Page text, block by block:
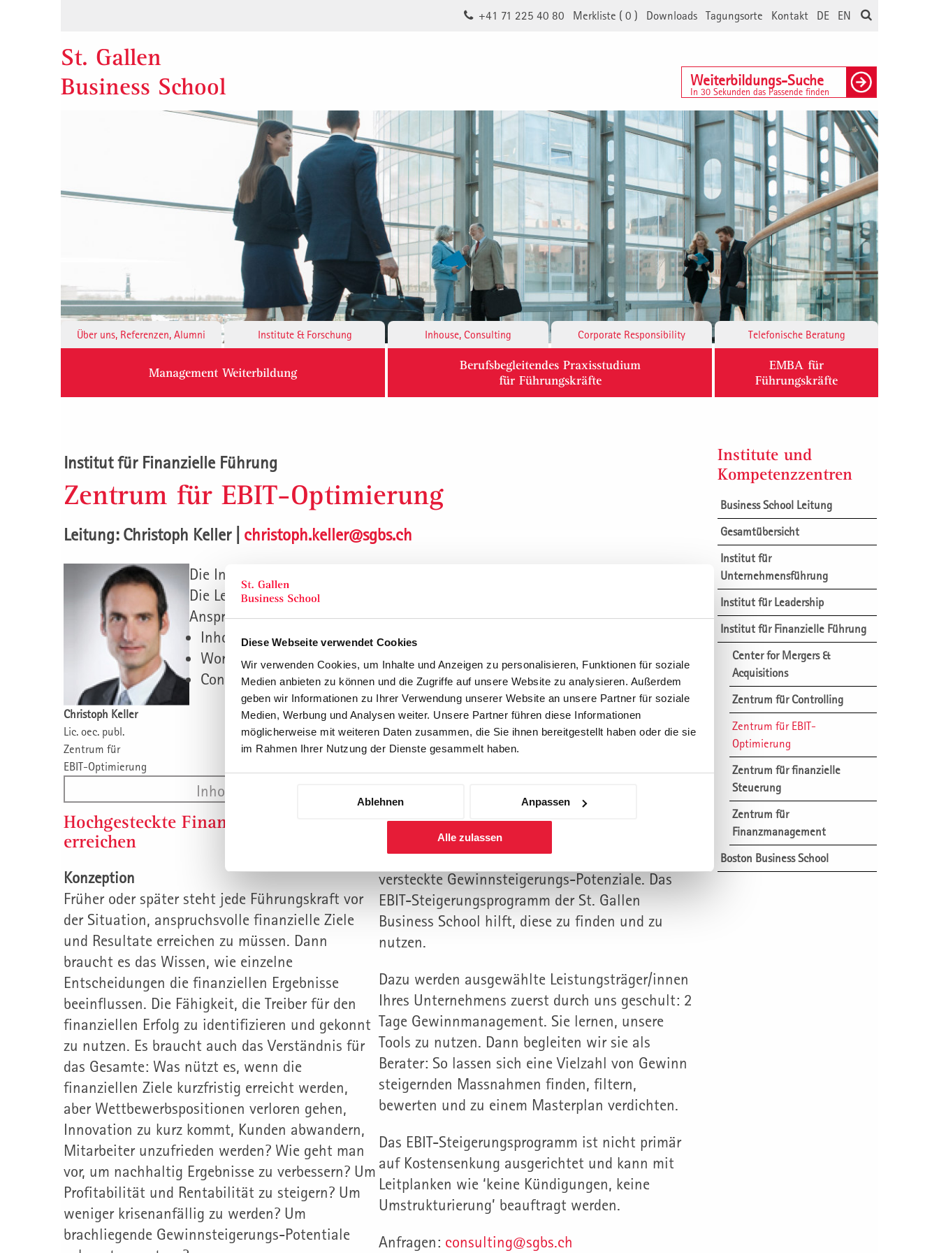
Diese Webseite verwendet Cookies
Wir verwenden Cookies, um Inhalte und Anzeigen zu personalisieren, Funktionen für soziale
Medien anbieten zu können und die Zugriffe auf unsere Website zu analysieren. Außerdem
geben wir Informationen zu Ihrer Verwendung unserer Website an unsere Partner für soziale
Medien, Werbung und Analysen weiter. Unsere Partner führen diese Informationen
möglicherweise mit weiteren Daten zusammen, die Sie ihnen bereitgestellt haben oder die sie
im Rahmen Ihrer Nutzung der Dienste gesammelt haben.
Ablehnen Anpassen
Alle zulassen
EN
DE
Kontakt
Tagungsorte
Downloads
Merkliste (0 )
+41 71 225 40 80
St. Gallen
Business School
Weiterbildungs-Suche
In 30 Sekunden das Passende finden
Über uns, Referenzen, Alumni Institute & Forschung Inhouse, Consulting Corporate Responsibility Telefonische Beratung
Management Weiterbildung
Berufsbegleitendes Praxisstudium
für Führungskräfte
EMBA für
Führungskräfte
Institut für Finanzielle Führung
Zentrum für EBIT-Optimierung
Leitung: Christoph Keller | christoph.keller@sgbs.ch
Christoph Keller
Lic. oec. publ.
Zentrum für
EBIT-Optimierung
Die Institute der St. Gallen Business School sind nach Themen gegliedert.
Die Leitenden der einzelnen Kompetenzbereiche (Zentren) sind die direkten
Ansprechpartner/innen für eine Reihe von Dienstleistungen:
Inhouse Veranstaltungen, Management Development
Workshops, Coaching, Personalisiertes Wissen
Consulting, Unternehmensberatung
Inhouse
Hochgesteckte Finanzielle Resultate
erreichen
Konzeption
Früher oder später steht jede Führungskraft vor
der Situation, anspruchsvolle finanzielle Ziele
und Resultate erreichen zu müssen. Dann
braucht es das Wissen, wie einzelne
Entscheidungen die finanziellen Ergebnisse
beeinflussen. Die Fähigkeit, die Treiber für den
finanziellen Erfolg zu identifizieren und gekonnt
zu nutzen. Es braucht auch das Verständnis für
das Gesamte: Was nützt es, wenn die
finanziellen Ziele kurzfristig erreicht werden,
aber Wettbewerbspositionen verloren gehen,
Innovation zu kurz kommt, Kunden abwandern,
Mitarbeiter unzufrieden werden? Wie geht man
vor, um nachhaltig Ergebnisse zu verbessern? Um
Profitabilität und Rentabilität zu steigern? Um
weniger krisenanfällig zu werden? Um
brachliegende Gewinnsteigerungs-Potentiale
Das EBIT-Steigerungs-Programm
In fast allen Unternehmen schlummern
versteckte Gewinnsteigerungs-Potenziale. Das
EBIT-Steigerungsprogramm der St. Gallen
Business School hilft, diese zu finden und zu
nutzen.
Dazu werden ausgewählte Leistungsträger/innen
Ihres Unternehmens zuerst durch uns geschult: 2
Tage Gewinnmanagement. Sie lernen, unsere
Tools zu nutzen. Dann begleiten wir sie als
Berater: So lassen sich eine Vielzahl von Gewinn
steigernden Massnahmen finden, filtern,
bewerten und zu einem Masterplan verdichten.
Das EBIT-Steigerungsprogramm ist nicht primär
auf Kostensenkung ausgerichtet und kann mit
Leitplanken wie ‘keine Kündigungen, keine
Umstrukturierung’ beauftragt werden.
Anfragen: consulting@sgbs.ch
Institute und
Kompetenzzentren
Business School Leitung
Gesamtübersicht
Institut für
Unternehmensführung
Institut für Leadership
Institut für Finanzielle Führung
Center for Mergers &
Acquisitions
Zentrum für Controlling
Zentrum für EBIT-
Optimierung
Zentrum für finanzielle
Steuerung
Zentrum für
Finanzmanagement
Boston Business School